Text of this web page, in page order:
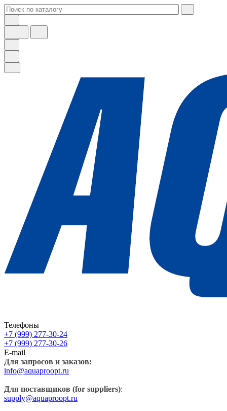
Телефоны
+7 (999) 277-30-24
+7 (999) 277-30-26
E-mail
Для запросов и заказов:
info@aquaproopt.ru
Для поставщиков (for suppliers):
supply@aquaproopt.ru